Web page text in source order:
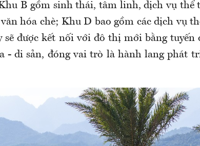
B gồm sinh thái, tâm linh, dịch vụ thể
hóa chè; Khu D bao gồm các dịch vụ
sẽ được kết nối với đô thị mới bằng tuyến
- di sản, đóng vai trò là hành lang phát